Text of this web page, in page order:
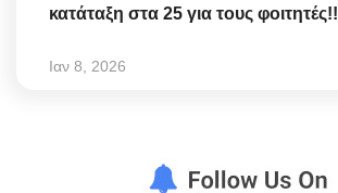
κατάταξη στα 25 για τους φοιτητές!!
Ιαν 8, 2026